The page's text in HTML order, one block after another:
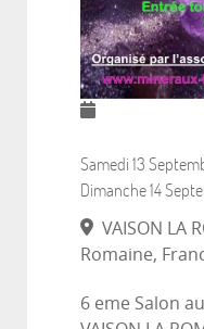
Samedi 13
Dimanche 14
VAISON LA
Romaine,
6 eme Salon